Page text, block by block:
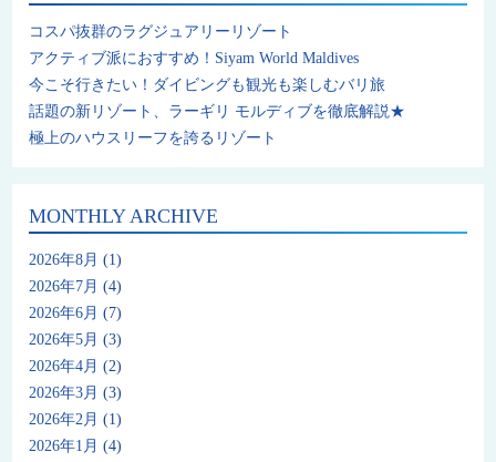
コスパ抜群のラグジュアリーリゾート
アクティブ派におすすめ！Siyam World Maldives
今こそ行きたい！ダイビングも観光も楽しむバリ旅
話題の新リゾート、ラーギリ モルディブを徹底解説★
極上のハウスリーフを誇るリゾート
MONTHLY ARCHIVE
2026年8月 (1)
2026年7月 (4)
2026年6月 (7)
2026年5月 (3)
2026年4月 (2)
2026年3月 (3)
2026年2月 (1)
2026年1月 (4)